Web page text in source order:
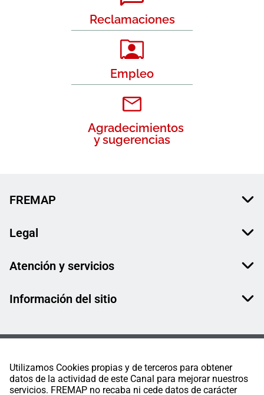
Utilizamos Cookies propias y de terceros para obtener
datos de la actividad de este Canal para mejorar nuestros
servicios. FREMAP no recaba ni cede datos de carácter
Reclamaciones
Empleo
Agradecimientos
y sugerencias
FREMAP
Legal
Atención y servicios
Información del sitio